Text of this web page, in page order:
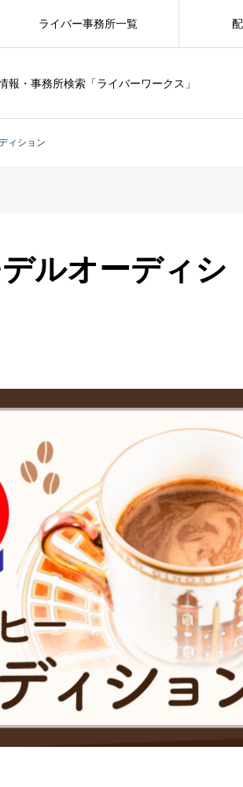
報・事務所検索「ライバーワークス」
ライバー事務所一覧
ィション
ルオーディシ